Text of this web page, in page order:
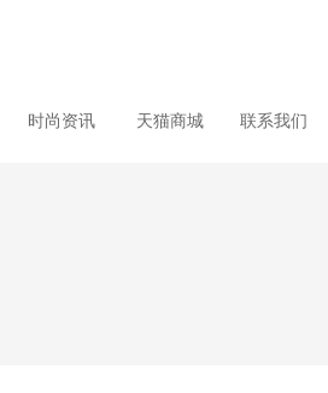
时尚资讯 天猫商城 联系我们